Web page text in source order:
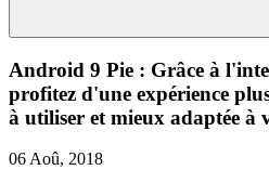
Android 9 Pie : Grâce à
profitez d'une expérience
à utiliser et mieux adaptée à
06 Aoû, 2018